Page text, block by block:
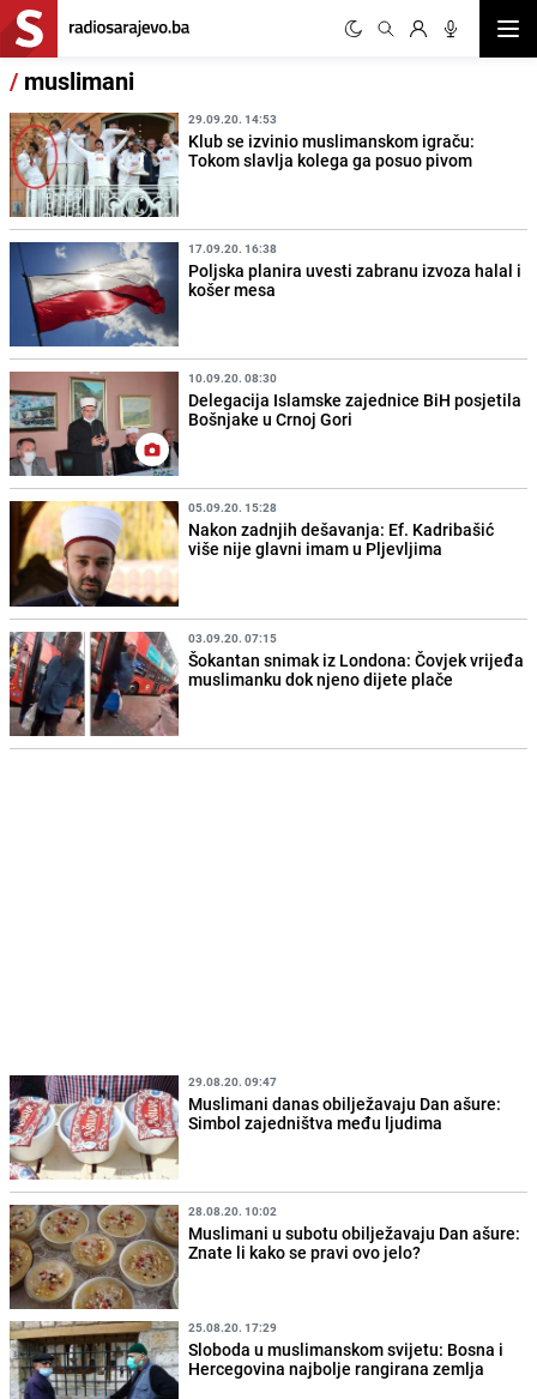
/ muslimani
29.09.20. 14:53
Klub se izvinio muslimanskom igraču:
Tokom slavlja kolega ga posuo pivom
17.09.20. 16:38
Poljska planira uvesti zabranu izvoza halal i
košer mesa
10.09.20. 08:30
Delegacija Islamske zajednice BiH posjetila
Bošnjake u Crnoj Gori
05.09.20. 15:28
Nakon zadnjih dešavanja: Ef. Kadribašić
više nije glavni imam u Pljevljima
03.09.20. 07:15
Šokantan snimak iz Londona: Čovjek vrijeđa
muslimanku dok njeno dijete plače
29.08.20. 09:47
Muslimani danas obilježavaju Dan ašure:
Simbol zajedništva među ljudima
28.08.20. 10:02
Muslimani u subotu obilježavaju Dan ašure:
Znate li kako se pravi ovo jelo?
25.08.20. 17:29
Sloboda u muslimanskom svijetu: Bosna i
Hercegovina najbolje rangirana zemlja